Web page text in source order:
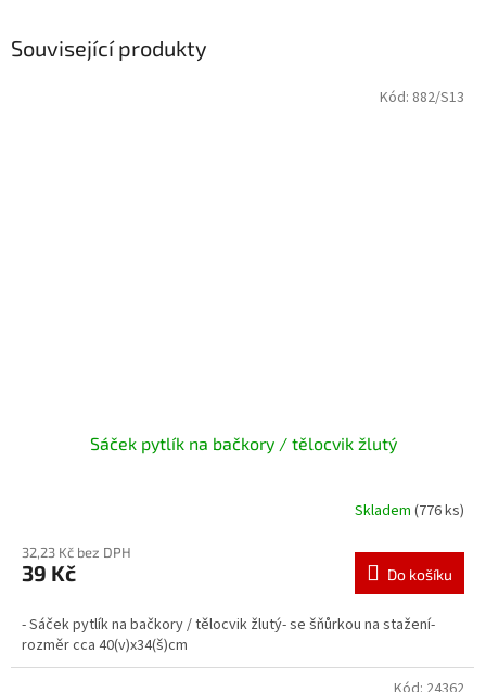
Související produkty
Sáček pytlík na bačkory / tělocvik žlutý
Skladem (776 ks)
32,23 Kč bez DPH
39 Kč Do košíku
- Sáček pytlík na bačkory / tělocvik žlutý- se šňůrkou na stažení-
rozměr cca 40(v)x34(š)cm
Kód: 882/S13